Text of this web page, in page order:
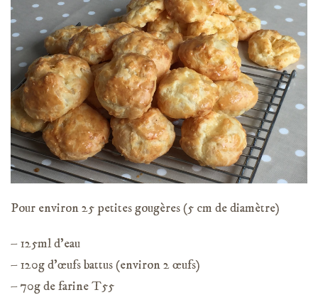
Pour environ 25 petites gougères (5 cm de diamètre)
– 125ml d’eau
– 120g d’œufs battus (environ 2 œufs)
– 70g de farine T55